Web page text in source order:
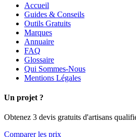
Accueil
Guides & Conseils
Outils Gratuits
Marques
Annuaire
FAQ
Glossaire
Qui Sommes-Nous
Mentions Légales
Un projet ?
Obtenez 3 devis gratuits d'artisans
Comparer les prix